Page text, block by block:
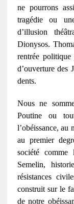
ne pourrons
tragédie ou
d’illusion
Dionysos.
rentrée
d’ouverture des
dents.
Nous ne
Poutine ou
l’obéissance, au
au premier
société
Semelin,
résistances
construit sur le
de notre